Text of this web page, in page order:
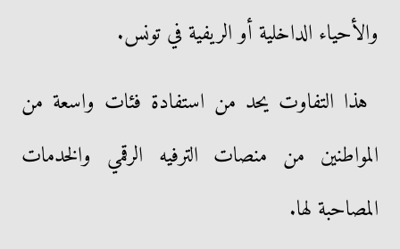
والأحياء الداخلية أو الريفية في تونس.
هذا التفاوت يحد من استفادة فئات واسعة من
المواطنين من منصات الترفيه الرقمي والخدمات
المصاحبة لها.